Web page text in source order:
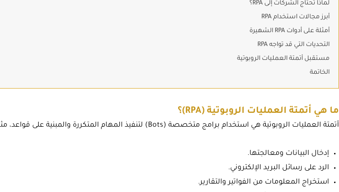
لماذا تحتاج الشركات إلى RPA؟
أبرز مجالات استخدام RPA
أمثلة على أدوات RPA الشهيرة
التحديات التي قد تواجه RPA
مستقبل أتمتة العمليات الروبوتية
الخاتمة
ما هي أتمتة العمليات الروبوتية (RPA)؟
أتمتة العمليات الروبوتية هي استخدام برامج متخصصة (Bots) لتنفيذ المهام المتكررة والمبنية على قواعد، مثل:
إدخال البيانات ومعالجتها.
الرد على رسائل البريد الإلكتروني.
استخراج المعلومات من الفواتير والتقارير.